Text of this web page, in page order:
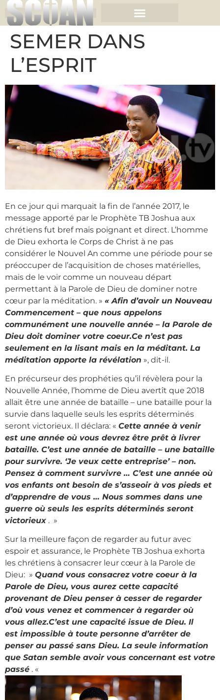
SEMER DANS
L’ESPRIT
En ce jour qui marquait la fin de l’année 2017, le
message apporté par le Prophète TB Joshua aux
chrétiens fut bref mais poignant et direct. L’homme
de Dieu exhorta le Corps de Christ à ne pas
considérer le Nouvel An comme une période pour se
préoccuper de l’acquisition de choses matérielles,
mais de le voir comme un nouveau départ
permettant à la Parole de Dieu de dominer notre
cœur par la méditation. » « Afin d’avoir un Nouveau
Commencement – que nous appelons
communément une nouvelle année – la Parole de
Dieu doit dominer votre coeur.Ce n’est pas
seulement en la lisant mais en la méditant. La
méditation apporte la révélation », dit-il.
En précurseur des prophéties qu’il révèlera pour la
Nouvelle Année, l’homme de Dieu avertît que 2018
allait être une année de bataille – une bataille pour la
survie dans laquelle seuls les esprits déterminés
seront victorieux. Il déclara: « Cette année à venir
est une année où vous devrez être prêt à livrer
bataille. C’est une année de bataille – une bataille
pour survivre. ‘Je veux cette entreprise’ – non.
Pensez à comment survivre … C’est une année où
vos enfants ont besoin de s’asseoir à vos pieds et
d’apprendre de vous … Nous sommes dans une
guerre où seuls les esprits déterminés seront
victorieux . »
Sur la meilleure façon de regarder au futur avec
espoir et assurance, le Prophète TB Joshua exhorta
les chrétiens à consacrer leur cœur à la Parole de
Dieu: » Quand vous consacrez votre coeur à la
Parole de Dieu, vous aurez cette capacité
provenant de Dieu penser à cesser de regarder
d’où vous venez et commencer à regarder où
vous allez.C’est une capacité issue de Dieu. Il
est impossible à toute personne d’arrêter de
penser au passé sans Dieu. La seule information
que Satan semble avoir vous concernant est votre
passé . «